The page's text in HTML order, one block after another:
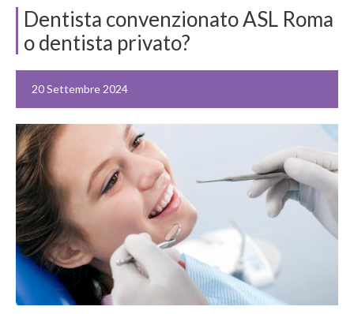
Dentista convenzionato ASL Roma
o dentista privato?
20 Settembre 2024